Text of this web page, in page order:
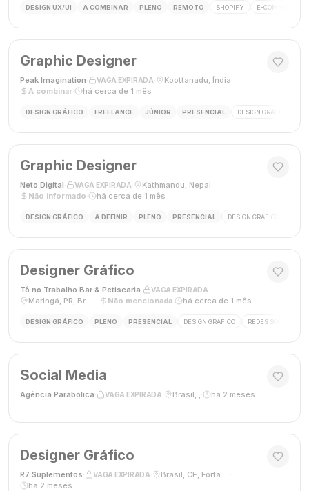
DESIGN UX/UI A COMBINAR PLENO REMOTO SHOPIFY E-COMMERCE
Graphic Designer
Peak Imagination VAGA EXPIRADA Koottanadu, Índia
A combinar
há cerca de 1 mês
DESIGN GRÁFICO FREELANCE JÚNIOR PRESENCIAL DESIGN GRÁFICO
Graphic Designer
Neto Digital VAGA EXPIRADA Kathmandu, Nepal
Não informado
há cerca de 1 mês
DESIGN GRÁFICO A DEFINIR PLENO PRESENCIAL DESIGN GRÁFICO
Designer Gráfico
Tô no Trabalho Bar & Petiscaria VAGA EXPIRADA
Maringá, PR, Brasil
Não mencionada há cerca de 1 mês
DESIGN GRÁFICO PLENO PRESENCIAL DESIGN GRÁFICO REDES SOCIAIS
Social Media
Agência Parabólica VAGA EXPIRADA Brasil, , há 2 meses
Designer Gráfico
R7 Suplementos VAGA EXPIRADA Brasil, CE, Fortaleza
há 2 meses